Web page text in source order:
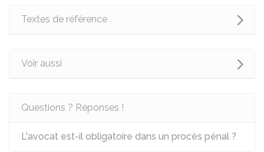
Textes de référence
Voir aussi
Questions ? Réponses !
L'avocat est-il obligatoire dans un procès pénal ?